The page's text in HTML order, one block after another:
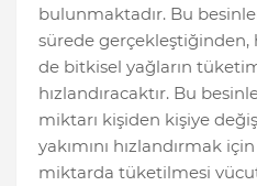
bulunmaktadır. Bu
sürede
de bitkisel yağların
hızlandıracaktır. Bu
miktarı kişiden kişiye
yakımını hızlandırmak
miktarda tüketilmesi